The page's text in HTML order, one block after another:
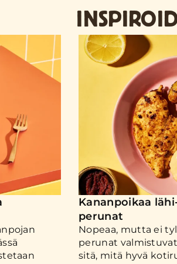
Kananpoikaa
perunat
Nopeaa, mutta ei
perunat
sitä, mitä hyvä